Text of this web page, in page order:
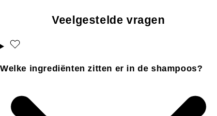
Veelgestelde vragen
Welke ingrediënten zitten er in de shampoos?